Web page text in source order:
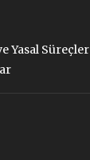
Yasal Süreçler